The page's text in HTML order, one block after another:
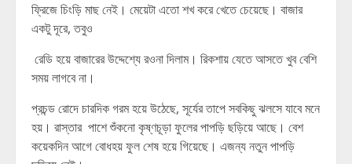
ফ্রিজে চিংড়ি মাছ নেই। মেয়েটা এতো শখ করে খেতে চেয়েছে। বাজার
একটু দূরে, তবুও
রেডি হয়ে বাজারের উদ্দেশ্যে রওনা দিলাম। রিকশায় যেতে আসতে খুব বেশি
সময় লাগবে না।
প্রচন্ড রোদে চারদিক গরম হয়ে উঠেছে, সূর্যের তাপে সবকিছু ঝলসে যাবে মনে
হয়। রাস্তার পাশে শুঁকনো কৃষ্ণচূড়া ফুলের পাপড়ি ছড়িয়ে আছে। বেশ
কয়েকদিন আগে বোধহয় ফুল শেষ হয়ে গিয়েছে। এজন্য নতুন পাপড়ি